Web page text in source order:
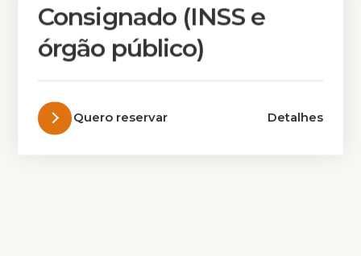
Consignado (INSS e
órgão público)
Quero reservar Detalhes